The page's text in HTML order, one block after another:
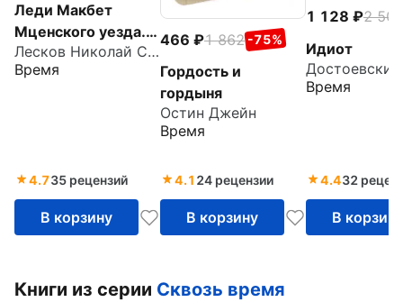
Леди Макбет
Мценского уезда.
Очерк
Лесков Николай Семенович
Время
4.735 рецензий
В корзину
466 1 862 -75%
Гордость и
гордыня
Остин Джейн
Время
4.1 24 рецензии
В корзину
1 128
2 507
Идиот
Время
4.432
В корзину
Книги из серии Сквозь время